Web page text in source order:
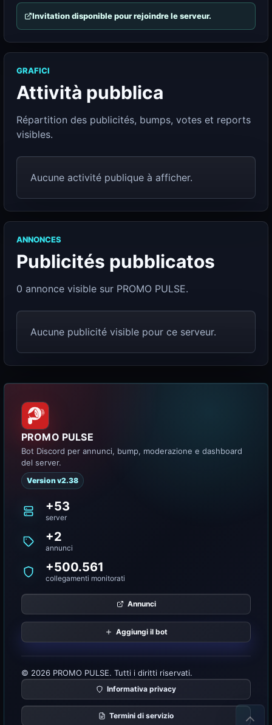
Invitation disponible pour rejoindre le serveur.
GRAFICI
Attività pubblica
Répartition des publicités, bumps, votes et reports
visibles.
Aucune activité publique à afficher.
ANNONCES
Publicités pubblicatos
0 annonce visible sur PROMO PULSE.
Aucune publicité visible pour ce serveur.
PROMO PULSE
Bot Discord per annunci, bump, moderazione e dashboard
del server.
Version v2.38
+53
server
+2
annunci
+500.561
collegamenti monitorati
Annunci
Aggiungi il bot
© 2026 PROMO PULSE. Tutti i diritti riservati.
Informativa privacy
Termini di servizio